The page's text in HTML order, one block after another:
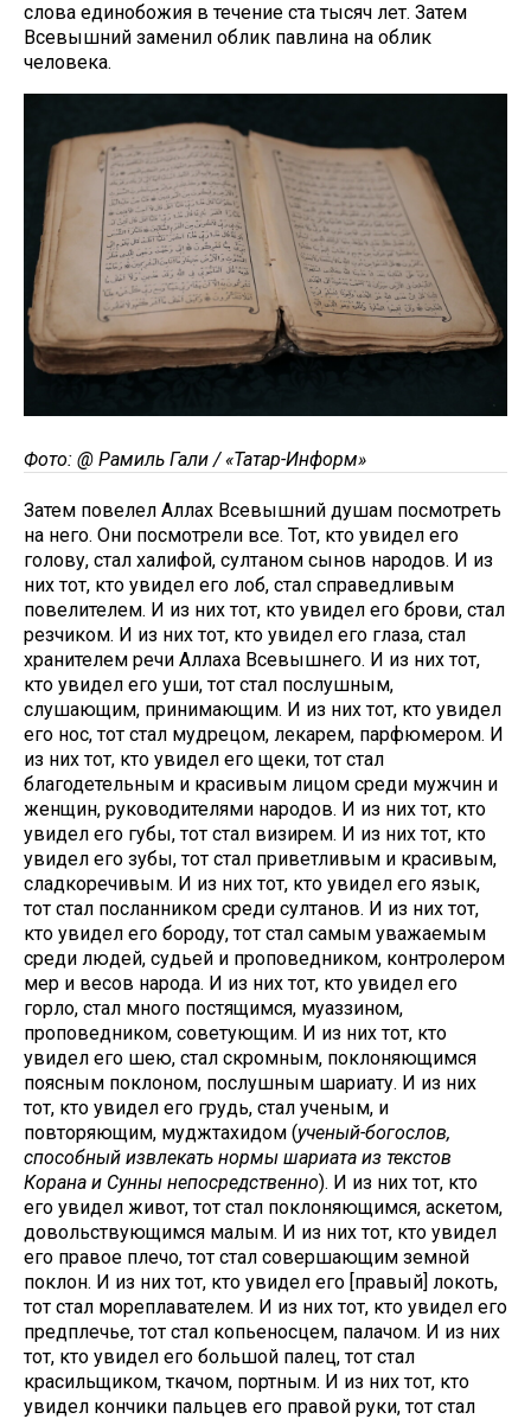
слова единобожия в течение ста тысяч лет. Затем
Всевышний заменил облик павлина на облик
человека.
Фото: @ Рамиль Гали / «Татар-Информ»
Затем повелел Аллах Всевышний душам посмотреть
на него. Они посмотрели все. Тот, кто увидел его
голову, стал халифой, султаном сынов народов. И из
них тот, кто увидел его лоб, стал справедливым
повелителем. И из них тот, кто увидел его брови, стал
резчиком. И из них тот, кто увидел его глаза, стал
хранителем речи Аллаха Всевышнего. И из них тот,
кто увидел его уши, тот стал послушным,
слушающим, принимающим. И из них тот, кто увидел
его нос, тот стал мудрецом, лекарем, парфюмером. И
из них тот, кто увидел его щеки, тот стал
благодетельным и красивым лицом среди мужчин и
женщин, руководителями народов. И из них тот, кто
увидел его губы, тот стал визирем. И из них тот, кто
увидел его зубы, тот стал приветливым и красивым,
сладкоречивым. И из них тот, кто увидел его язык,
тот стал посланником среди султанов. И из них тот,
кто увидел его бороду, тот стал самым уважаемым
среди людей, судьей и проповедником, контролером
мер и весов народа. И из них тот, кто увидел его
горло, стал много постящимся, муаззином,
проповедником, советующим. И из них тот, кто
увидел его шею, стал скромным, поклоняющимся
поясным поклоном, послушным шариату. И из них
тот, кто увидел его грудь, стал ученым, и
повторяющим, муджтахидом (ученый-богослов,
способный извлекать нормы шариата из текстов
Корана и Сунны непосредственно). И из них тот, кто
его увидел живот, тот стал поклоняющимся, аскетом,
довольствующимся малым. И из них тот, кто увидел
его правое плечо, тот стал совершающим земной
поклон. И из них тот, кто увидел его [правый] локоть,
тот стал мореплавателем. И из них тот, кто увидел его
предплечье, тот стал копьеносцем, палачом. И из них
тот, кто увидел его большой палец, тот стал
красильщиком, ткачом, портным. И из них тот, кто
увидел кончики пальцев его правой руки, тот стал